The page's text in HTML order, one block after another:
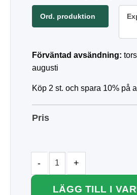
Ord. produktion
Förväntad avsändning:
augusti
Köp 2 st. och spara 10% på
Pris
LÄGG TILL I